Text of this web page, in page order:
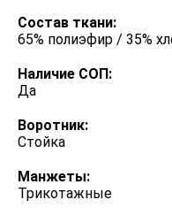
Состав ткани:
65% полиэфир / 35%
Наличие СОП:
Да
Воротник:
Стойка
Манжеты:
Трикотажные